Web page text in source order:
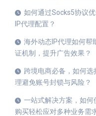
如何通过Socks5协议
IP代理配置？
海外动态IP代理如何帮
证机制，提升广告效果？
跨境电商必备，如何选
理避免账号封锁与风险？
一站式解决方案，如何
购买轻松应对多种业务需